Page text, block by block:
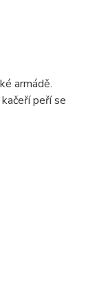
armádě.
peří se